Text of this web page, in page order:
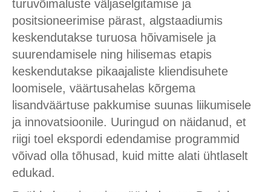
turuvõimaluste väljaselgitamise ja
positsioneerimise pärast, algstaadiumis
keskendutakse turuosa hõivamisele ja
suurendamisele ning hilisemas etapis
keskendutakse pikaajaliste kliendisuhete
loomisele, väärtusahelas kõrgema
lisandväärtuse pakkumise suunas liikumisele
ja innovatsioonile. Uuringud on näidanud, et
riigi toel ekspordi edendamise programmid
võivad olla tõhusad, kuid mitte alati ühtlaselt
edukad.